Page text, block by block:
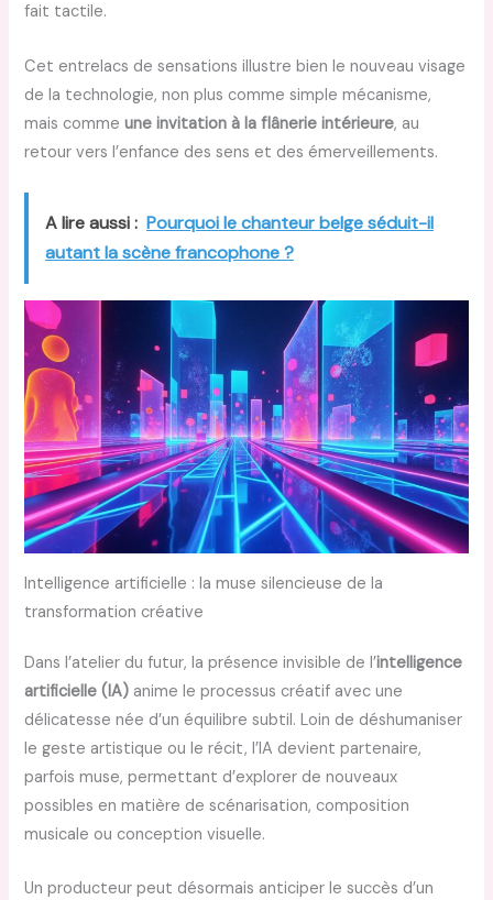
fait tactile.
Cet entrelacs de sensations illustre bien le nouveau visage
de la technologie, non plus comme simple mécanisme,
mais commeune invitation à la flânerie intérieure, au
retour vers l’enfance des sens et des émerveillements.
A lire aussi : Pourquoi le chanteur belge séduit-il
autant la scène francophone ?
Intelligence artificielle : la muse silencieuse de la
transformation créative
Dans l’atelier du futur, la présence invisible de l’intelligence
artificielle (IA) anime le processus créatif avec une
délicatesse née d’un équilibre subtil. Loin de déshumaniser
le geste artistique ou le récit, l’IA devient partenaire,
parfois muse, permettant d’explorer de nouveaux
possibles en matière de scénarisation, composition
musicale ou conception visuelle.
Un producteur peut désormais anticiper le succès d’un